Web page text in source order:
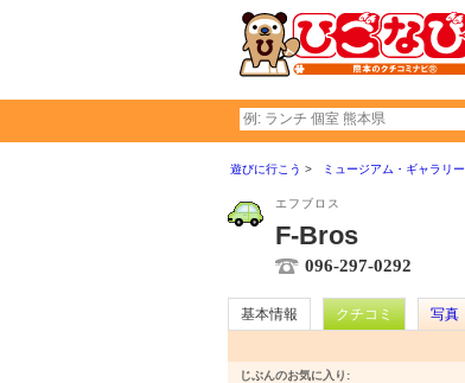
遊びに行こう ミュージアム・ギャラリー
エフブロス
F-Bros
096-297-0292
基本情報 クチコミ
写真
じぶんのお気に入り: